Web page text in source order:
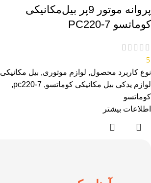
پروانه موتور 9پر بیل‌مکانیکی
کوماتسو PC220-7
5
نوع کاربرد محصول, لوازم موتوری, بیل مکانیکی
لوازم یدکی بیل مکانیکی کوماتسو,
pc220-7
,
کوماتسو
اطلاعات بیشتر